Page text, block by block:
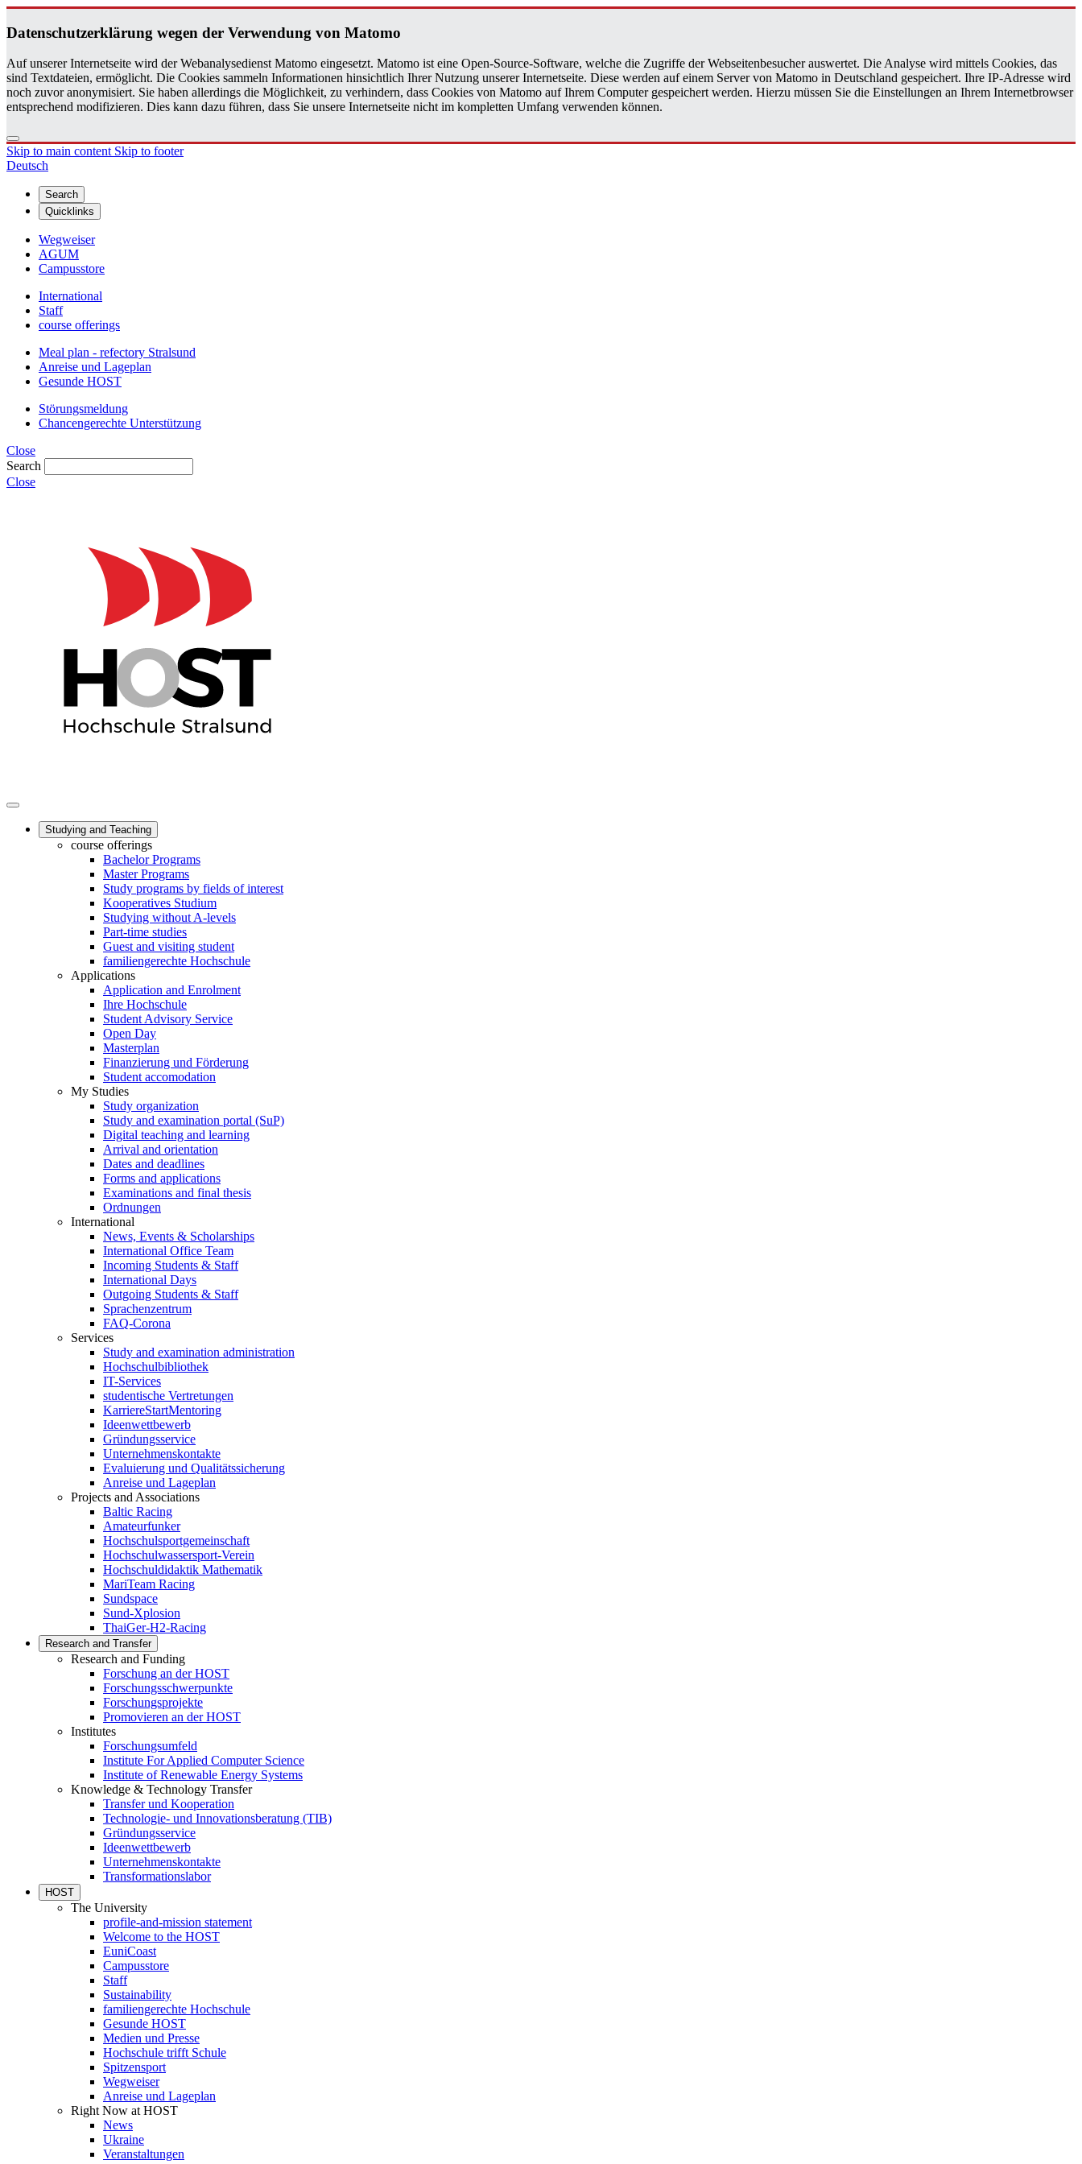
Daten­schutzerklärung wegen der Ver­wen­dung von Matomo
Auf unserer Internetseite wird der Webanalysedienst Matomo eingesetzt. Matomo ist eine Open-Source-Software, welche die Zugriffe der Webseitenbesucher auswertet. Die Analyse wird mittels Cookies, das
sind Textdateien, ermöglicht. Die Cookies sammeln Informationen hinsichtlich Ihrer Nutzung unserer Internetseite. Diese werden auf einem Server von Matomo in Deutschland gespeichert. Ihre IP-Adresse wird
noch zuvor anonymisiert. Sie haben allerdings die Möglichkeit, zu verhindern, dass Cookies von Matomo auf Ihrem Computer gespeichert werden. Hierzu müssen Sie die Einstellungen an Ihrem Internetbrowser
entsprechend modifizieren. Dies kann dazu führen, dass Sie unsere Internetseite nicht im kompletten Umfang verwenden können.
Skip to main content Skip to footer
Deutsch
Search
Quicklinks
Wegweiser
AGUM
Campusstore
International
Staff
course offerings
Meal plan - refectory Stralsund
Anreise und Lageplan
Gesunde HOST
Störungsmeldung
Chancengerechte Unterstützung
Close
Search
Close
Studying and Teaching
course offerings
Bachelor Programs
Master Programs
Study programs by fields of interest
Kooperatives Studium
Studying without A-levels
Part-time studies
Guest and visiting student
familiengerechte Hochschule
Applications
Application and Enrolment
Ihre Hochschule
Student Advisory Service
Open Day
Masterplan
Finanzierung und Förderung
Student accomodation
My Studies
Study organization
Study and examination portal (SuP)
Digital teaching and learning
Arrival and orientation
Dates and deadlines
Forms and applications
Examinations and final thesis
Ordnungen
International
News, Events & Scholarships
International Office Team
Incoming Students & Staff
International Days
Outgoing Students & Staff
Sprachenzentrum
FAQ-Corona
Services
Study and examination administration
Hochschulbibliothek
IT-Services
studentische Vertretungen
KarriereStartMentoring
Ideenwettbewerb
Gründungsservice
Unternehmenskontakte
Evaluierung und Qualitätssicherung
Anreise und Lageplan
Projects and Associations
Baltic Racing
Amateurfunker
Hochschulsportgemeinschaft
Hochschulwassersport-Verein
Hochschuldidaktik Mathematik
MariTeam Racing
Sundspace
Sund-Xplosion
ThaiGer-H2-Racing
Research and Transfer
Research and Funding
Forschung an der HOST
Forschungsschwerpunkte
Forschungsprojekte
Promovieren an der HOST
Institutes
Forschungsumfeld
Institute For Applied Computer Science
Institute of Renewable Energy Systems
Knowledge & Technology Transfer
Transfer und Kooperation
Technologie- und Innovationsberatung (TIB)
Gründungsservice
Ideenwettbewerb
Unternehmenskontakte
Transformationslabor
HOST
The University
profile-and-mission statement
Welcome to the HOST
EuniCoast
Campusstore
Staff
Sustainability
familiengerechte Hochschule
Gesunde HOST
Medien und Presse
Hochschule trifft Schule
Spitzensport
Wegweiser
Anreise und Lageplan
Right Now at HOST
News
Ukraine
Veranstaltungen